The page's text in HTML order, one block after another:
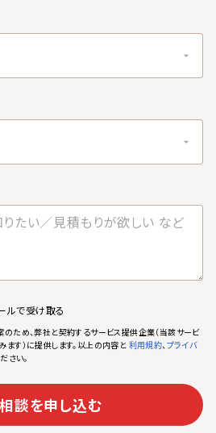
ルで受け取る
ため、弊社と契約するサービス提供企業（当該サービ
す）に提供します。以上の内容と 利用規約、プライバ
さい。
談を申し込む